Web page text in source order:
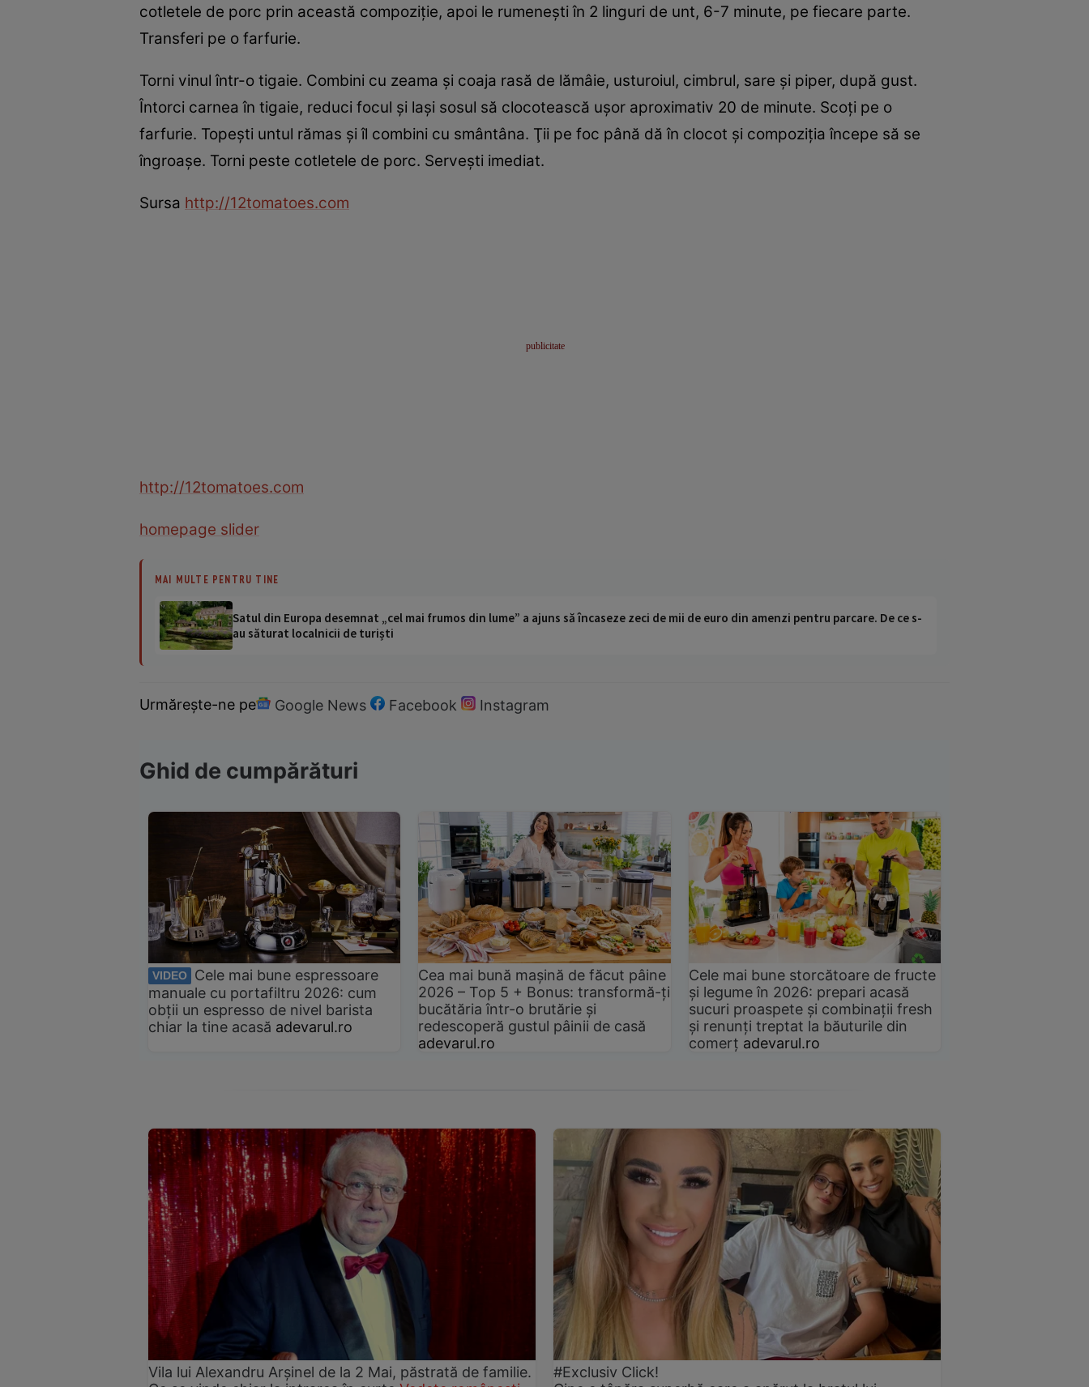
cotletele de porc prin această compoziţie, apoi le rumeneşti în 2 linguri de unt, 6-7 minute, pe fiecare parte.
Transferi pe o farfurie.
Torni vinul într-o tigaie. Combini cu zeama şi coaja rasă de lămâie, usturoiul, cimbrul, sare şi piper, după gust.
Întorci carnea în tigaie, reduci focul şi laşi sosul să clocotească uşor aproximativ 20 de minute. Scoţi pe o
farfurie. Topeşti untul rămas şi îl combini cu smântâna. Ţii pe foc până dă în clocot şi compoziţia începe să se
îngroaşe. Torni peste cotletele de porc. Serveşti imediat.
Sursa http://12tomatoes.com
http://12tomatoes.com
homepage slider
MAI MULTE PENTRU TINE
Satul din Europa desemnat „cel mai frumos din lume” a ajuns să încaseze zeci de mii de euro din amenzi pentru parcare. De ce s-
au săturat localnicii de turiști
Urmărește-ne pe Google News Facebook Instagram
Ghid de cumpărături
VIDEO
Cele mai bune espressoare
manuale cu portafiltru 2026: cum
obții un espresso de nivel barista
chiar la tine acasă adevarul.ro
Cea mai bună mașină de făcut pâine
2026 – Top 5 + Bonus: transformă-ți
bucătăria într-o brutărie și
redescoperă gustul pâinii de casă
adevarul.ro
Cele mai bune storcătoare de fructe
și legume în 2026: prepari acasă
sucuri proaspete și combinații fresh
și renunți treptat la băuturile din
comerț adevarul.ro
Vila lui Alexandru Arșinel de la 2 Mai, păstrată de familie.
#Exclusiv Click!